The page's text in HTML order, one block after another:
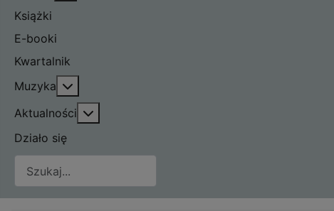
Książki
E-booki
Kwartalnik
Muzyka
Aktualności
Działo się